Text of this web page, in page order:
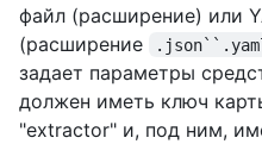
файл (расширение) или
(расширение
задает параметры
должен иметь ключ
"extractor" и, под ним,